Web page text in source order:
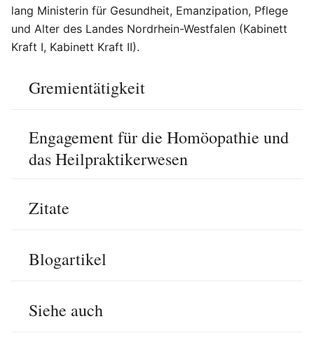
lang Ministerin für Gesundheit, Emanzipation, Pflege
und Alter des Landes Nordrhein-Westfalen (Kabinett
Kraft I, Kabinett Kraft II).
Gremientätigkeit
Engagement für die Homöopathie und
das Heilpraktikerwesen
Zitate
Blogartikel
Siehe auch